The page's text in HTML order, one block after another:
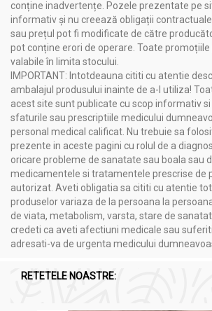
conține inadvertențe. Pozele prezentate pe
informativ și nu creează obligații
sau prețul pot fi modificate de către
pot conține erori de operare. Toate
valabile în limita stocului.
IMPORTANT: Intotdeauna cititi cu atentie
ambalajul produsului inainte de a-l utiliza!
acest site sunt publicate cu scop informativ
sfaturile sau prescriptiile medicului
personal medical calificat. Nu trebuie sa
prezente in aceste pagini cu rolul de a
oricare probleme de sanatate sau boala sau
medicamentele si tratamentele prescrise de
autorizat. Aveti obligatia sa cititi cu atentie
produselor variaza de la persoana la
de viata, metabolism, varsta, stare de
credeti ca aveti afectiuni medicale sau
adresati-va de urgenta medicului
RETETELE NOASTRE: